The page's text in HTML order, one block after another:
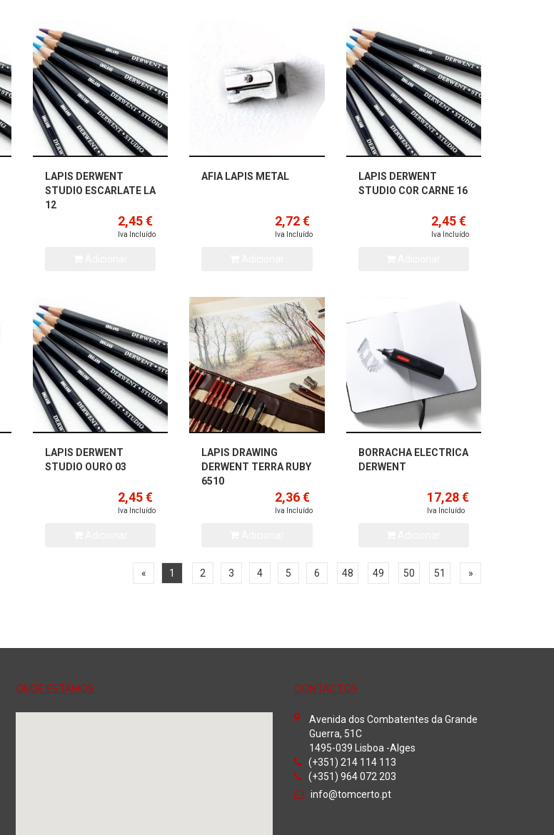
LAPIS DERWENT
STUDIO ESCARLATE LA
12
2,45 €
Iva Incluído
AFIA LAPIS METAL
2,72 €
Iva Incluído
LAPIS DERWENT
STUDIO COR CARNE 16
2,45 €
Iva Incluído
LAPIS DERWENT
STUDIO OURO 03
2,45 €
Iva Incluído
LAPIS DRAWING
DERWENT TERRA RUBY
6510
2,36 €
Iva Incluído
BORRACHA ELECTRICA
DERWENT
17,28 €
Iva Incluído
« 1 2 3 4 5 6 48 49 50 51 »
ONDE ESTAMOS CONTACTOS
Avenida dos Combatentes da Grande
Guerra, 51C
1495-039 Lisboa -Alges
(+351) 214 114 113
(+351) 964 072 203
info@tomcerto.pt